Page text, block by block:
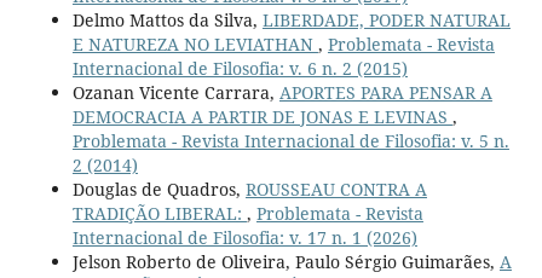
Delmo Mattos da Silva, LIBERDADE, PODER NATURAL
E NATUREZA NO LEVIATHAN , Problemata - Revista
Internacional de Filosofia: v. 6 n. 2 (2015)
Ozanan Vicente Carrara, APORTES PARA PENSAR A
DEMOCRACIA A PARTIR DE JONAS E LEVINAS ,
Problemata - Revista Internacional de Filosofia: v. 5 n.
2 (2014)
Douglas de Quadros, ROUSSEAU CONTRA A
TRADIÇÃO LIBERAL: , Problemata - Revista
Internacional de Filosofia: v. 17 n. 1 (2026)
Jelson Roberto de Oliveira, Paulo Sérgio Guimarães, A